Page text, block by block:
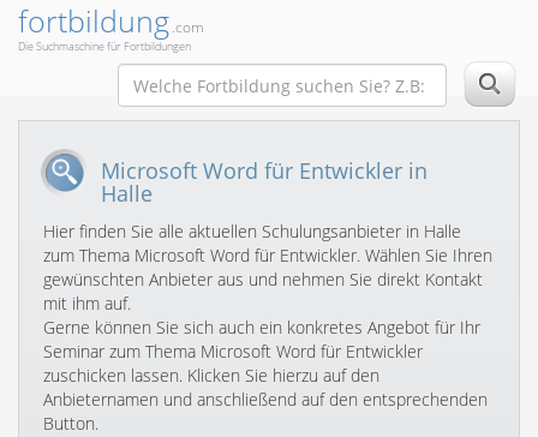
fortbildung.com
Die Suchmaschine für Fortbildungen
Microsoft Word für Entwickler in
Halle
Hier finden Sie alle aktuellen Schulungsanbieter in Halle
zum Thema Microsoft Word für Entwickler. Wählen Sie Ihren
gewünschten Anbieter aus und nehmen Sie direkt Kontakt
mit ihm auf.
Gerne können Sie sich auch ein konkretes Angebot für Ihr
Seminar zum Thema Microsoft Word für Entwickler
zuschicken lassen. Klicken Sie hierzu auf den
Anbieternamen und anschließend auf den entsprechenden
Button.